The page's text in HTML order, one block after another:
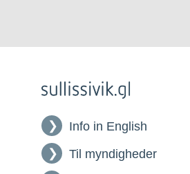
Info in English
Til myndigheder